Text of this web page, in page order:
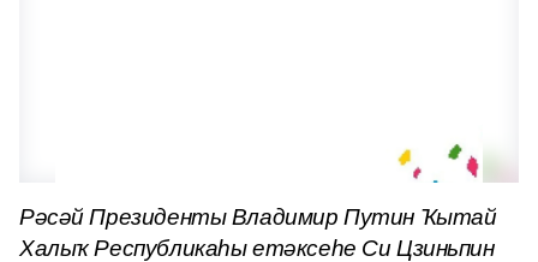
Рәсәй Президенты Владимир Путин Ҡытай
Халыҡ Республикаһы етәксеһе Си Цзиньпин